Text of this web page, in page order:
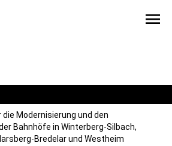
menu
Modernisierung und den
Bahnhöfe in Winterberg-Silbach,
Bredelar und Westheim